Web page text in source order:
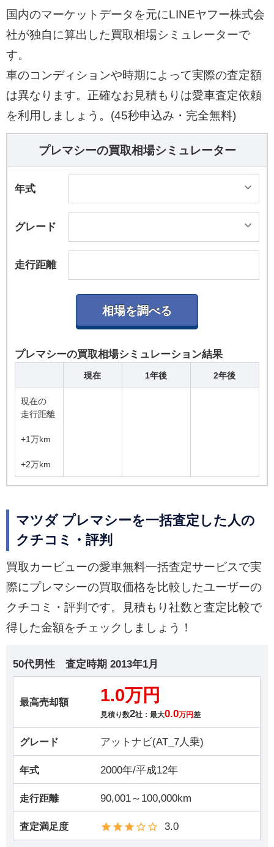
国内のマーケットデータを元にLINEヤフー株式会
社が独自に算出した買取相場シミュレーターで
す。
車のコンディションや時期によって実際の査定額
は異なります。正確なお見積もりは愛車査定依頼
を利用しましょう。(45秒申込み・完全無料)
プレマシーの買取相場シミュレーター
年式
グレード
走行距離
プレマシーの買取相場シミュレーション結果
現在 1年後 2年後
現在の
走行距離
+1万km
+2万km
マツダ プレマシーを一括査定した人の
クチコミ・評判
買取カービューの愛車無料一括査定サービスで実
際にプレマシーの買取価格を比較したユーザーの
クチコミ・評判です。見積もり社数と査定比較で
得した金額をチェックしましょう！
50代男性 査定時期 2013年1月
最高売却額 1.0万円
見積り数2社：最大0.0万円差
グレード アットナビ(AT_7人乗)
年式 2000年/平成12年
走行距離 90,001～100,000km
査定満足度 3.0